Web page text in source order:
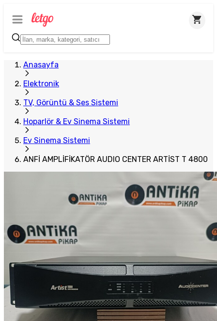
Anasayfa
Elektronik
TV, Görüntü & Ses Sistemi
Hoparlör & Ev Sinema Sistemi
Ev Sinema Sistemi
ANFİ AMPLİFİKATÖR AUDIO CENTER ARTİST T 4800